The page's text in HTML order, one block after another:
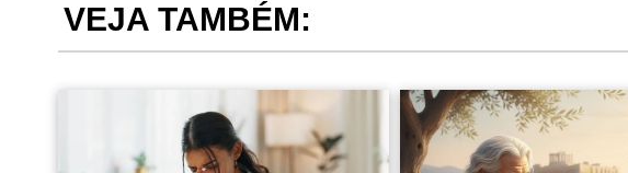
VEJA TAMBÉM: